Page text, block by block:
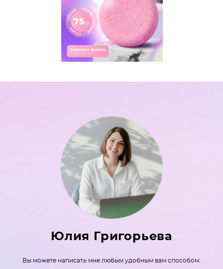
Юлия Григорьева
Вы можете написать мне любым удобным вам способом: